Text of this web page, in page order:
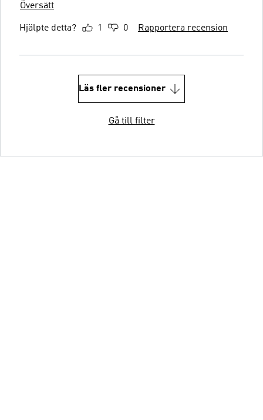
Översätt
Hjälpte detta? 1 0 Rapportera recension
Läs fler recensioner
Gå till filter